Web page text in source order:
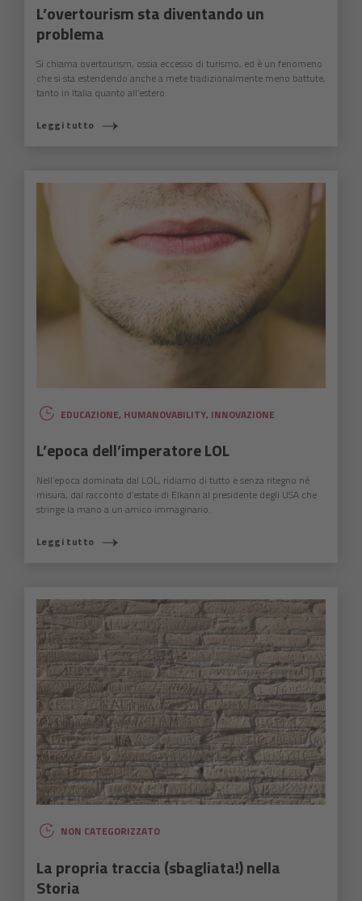
L’overtourism sta diventando un
problema
Si chiama overtourism, ossia eccesso di turismo, ed è un fenomeno
che si sta estendendo anche a mete tradizionalmente meno battute,
tanto in Italia quanto all’estero.
Leggi tutto
EDUCAZIONE, HUMANOVABILITY, INNOVAZIONE
L’epoca dell’imperatore LOL
Nell’epoca dominata dal LOL, ridiamo di tutto e senza ritegno né
misura, dal racconto d’estate di Elkann al presidente degli USA che
stringe la mano a un amico immaginario.
Leggi tutto
NON CATEGORIZZATO
La propria traccia (sbagliata!) nella
Storia